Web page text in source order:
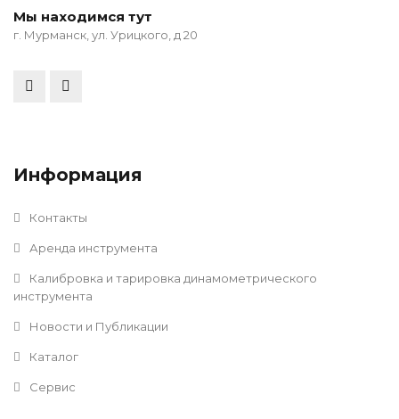
Мы находимся тут
г. Мурманск, ул. Урицкого, д 20
Информация
Контакты
Аренда инструмента
Калибровка и тарировка динамометрического
инструмента
Новости и Публикации
Каталог
Сервис